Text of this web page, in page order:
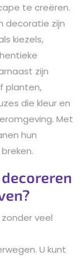
te creëren.
decoratie zijn
kiezels,
zijn
planten,
die kleur en
Met
hun
veel
U kunt